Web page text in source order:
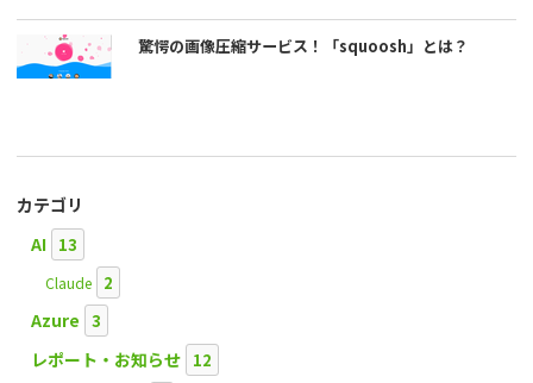
驚愕の画像圧縮サービス！「squoosh」とは？
カテゴリ
AI 13
Claude 2
Azure 3
レポート・お知らせ 12